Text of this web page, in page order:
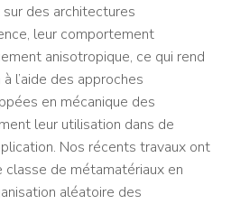
des architectures
leur comportement
anisotropique, ce qui rend
l’aide des approches
en mécanique des
leur utilisation dans de
Nos récents travaux ont
classe de métamatériaux en
aléatoire des